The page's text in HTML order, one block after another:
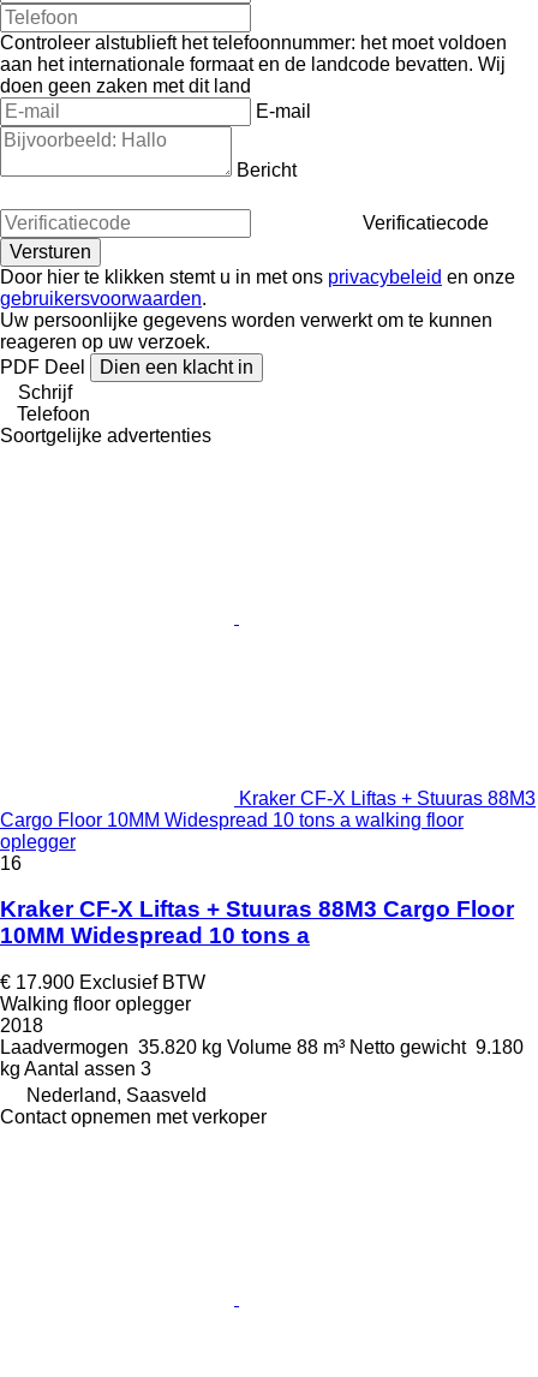
Controleer alstublieft het telefoonnummer: het moet voldoen
aan het internationale formaat en de landcode bevatten. Wij
doen geen zaken met dit land
E-mail
Bericht
Verificatiecode
Door hier te klikken stemt u in met ons privacybeleid en onze
gebruikersvoorwaarden.
Uw persoonlijke gegevens worden verwerkt om te kunnen
reageren op uw verzoek.
PDF Deel
Dien een klacht in
Schrijf
Telefoon
Soortgelijke advertenties
Kraker CF-X Liftas + Stuuras 88M3
Cargo Floor 10MM Widespread 10 tons a walking floor
oplegger
16
Kraker CF-X Liftas + Stuuras 88M3 Cargo Floor
10MM Widespread 10 tons a
€ 17.900 Exclusief BTW
Walking floor oplegger
2018
Laadvermogen 35.820 kg Volume 88 m³ Netto gewicht 9.180
kg Aantal assen 3
Nederland, Saasveld
Contact opnemen met verkoper